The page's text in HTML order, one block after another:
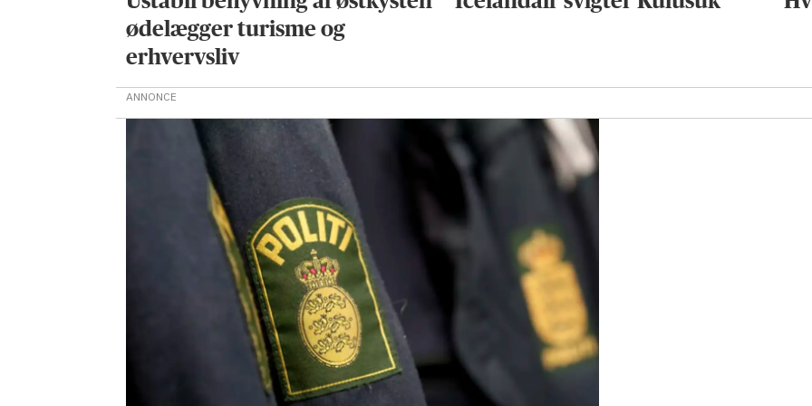
ødelægger turisme og
erhvervsliv
ANNONCE